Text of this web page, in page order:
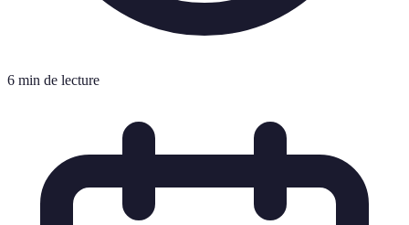
6 min de lecture